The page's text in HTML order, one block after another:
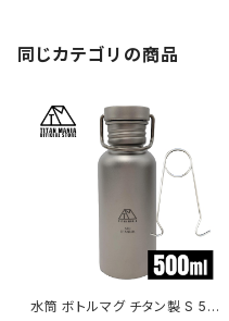
同じカテゴリの商品
水筒 ボトルマグ チタン製 S 50